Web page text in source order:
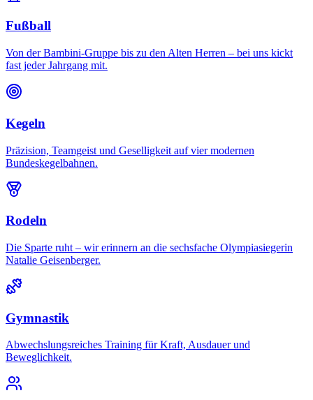
Fußball
Von der Bambini-Gruppe bis zu den Alten Herren – bei uns kickt
fast jeder Jahrgang mit.
Kegeln
Präzision, Teamgeist und Geselligkeit auf vier modernen
Bundeskegelbahnen.
Rodeln
Die Sparte ruht – wir erinnern an die sechsfache Olympiasiegerin
Natalie Geisenberger.
Gymnastik
Abwechslungsreiches Training für Kraft, Ausdauer und
Beweglichkeit.